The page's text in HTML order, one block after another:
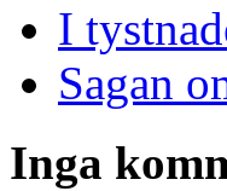
I
Sagan
Inga